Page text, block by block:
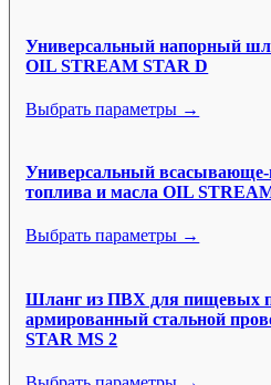
Универсальный напорный
OIL STREAM STAR D
Выбрать параметры →
Универсальный
топлива и масла OIL
Выбрать параметры →
Шланг из ПВХ для пищевых
армированный стальной
STAR MS 2